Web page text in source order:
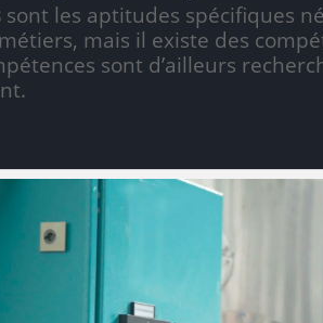
sont les aptitudes spécifiques
mais il existe des
sont d’ailleurs